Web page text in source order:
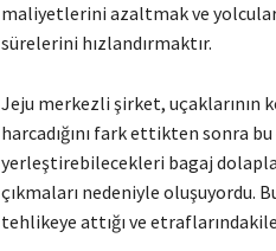
maliyetlerini azaltmak ve
sürelerini hızlandırmaktır.
Jeju merkezli şirket, uçaklarının
harcadığını fark ettikten sonra
yerleştirebilecekleri bagaj
çıkmaları nedeniyle oluşuyordu.
tehlikeye attığı ve